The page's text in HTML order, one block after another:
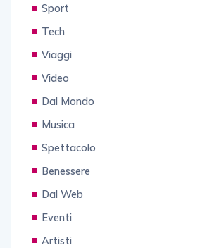
Sport
Tech
Viaggi
Video
Dal Mondo
Musica
Spettacolo
Benessere
Dal Web
Eventi
Artisti